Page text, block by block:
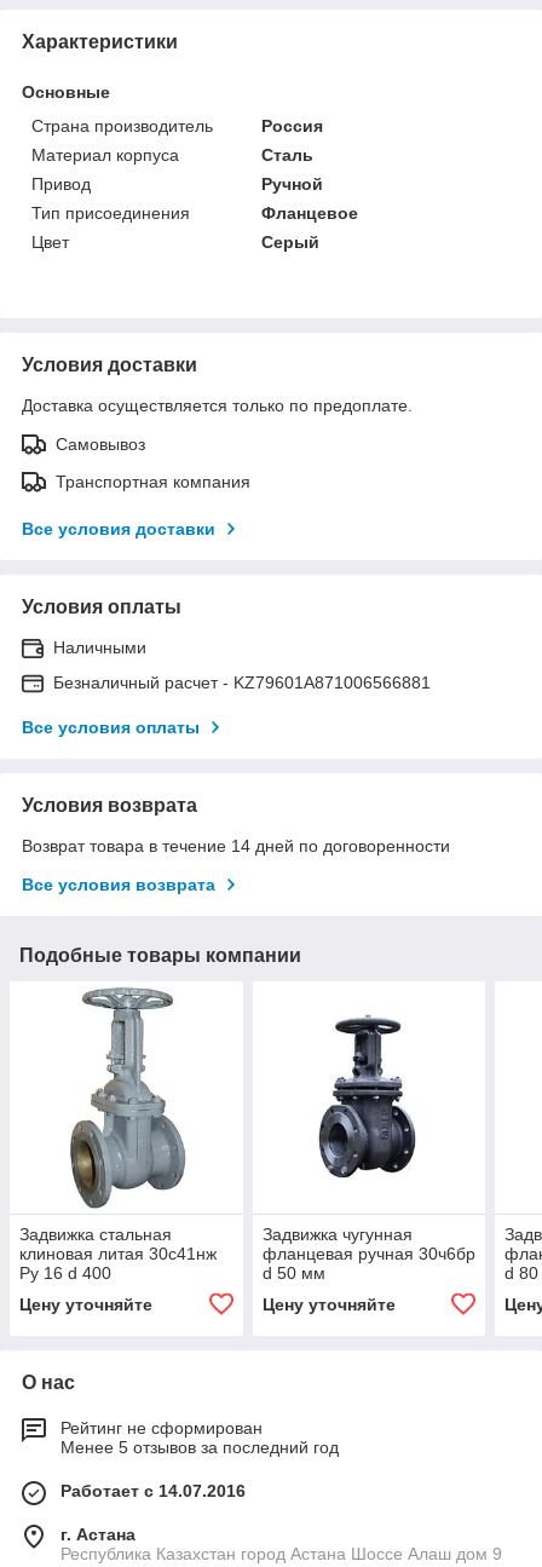
Характеристики
Основные
Страна производитель
Россия
Материал корпуса
Сталь
Привод
Ручной
Тип присоединения
Фланцевое
Цвет
Серый
Условия доставки
Доставка осуществляется только по предоплате.
Самовывоз
Транспортная компания
Все условия доставки
Условия оплаты
Наличными
Безналичный расчет - KZ79601A871006566881
Все условия оплаты
Условия возврата
Возврат товара в течение 14 дней по договоренности
Все условия возврата
Подобные товары компании
Задвижка стальная
клиновая литая 30с41нж
Ру 16 d 400
Цену уточняйте
Задвижка чугунная
фланцевая ручная 30ч6бр
d 50 мм
Цену уточняйте
d
О нас
Рейтинг не сформирован
Менее 5 отзывов за последний год
Работает с 14.07.2016
г. Астана
Республика Казахстан город Астана Шоссе Алаш дом 9